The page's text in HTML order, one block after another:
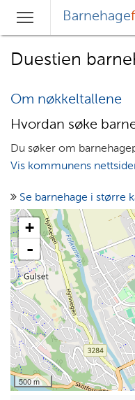
Hovedmeny
Barnehage
Duestien
Om nøkkeltallene
Hvordan søke
Du søker om
Vis kommunens
Se barnehage i større
+
-
500 m